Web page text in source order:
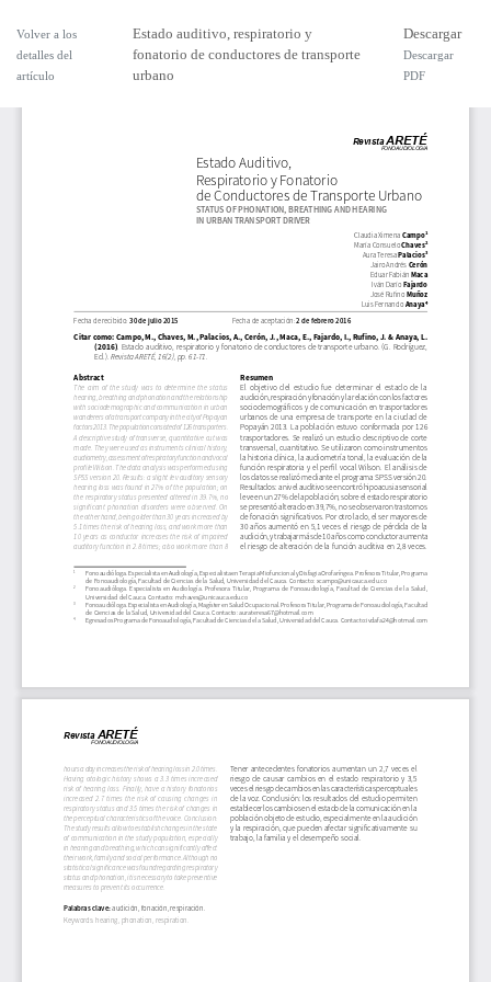
Volver a los
detalles del
artículo
Estado auditivo, respiratorio y
fonatorio de conductores de transporte
urbano
Descargar
Descargar
PDF